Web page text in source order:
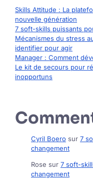
Skills Attitude : La
nouvelle génération
7 soft-skills puissants
Mécanismes du stress
identifier pour agir
Manager : Comment
Le kit de secours pour
inopportuns
Cyril Boero sur 7
changement
Rose sur 7 soft-
changement